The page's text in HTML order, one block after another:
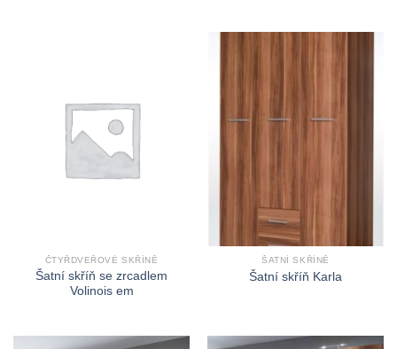
ČTYŘDVEŘOVÉ SKŘÍNĚ
Šatní skříň se zrcadlem
Volinois em
ŠATNÍ SKŘÍNĚ
Šatní skříň Karla